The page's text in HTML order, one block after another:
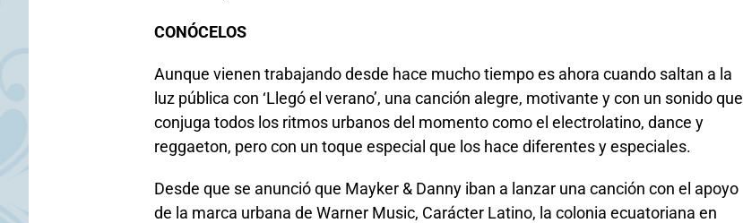
CONÓCELOS
Aunque vienen trabajando desde hace mucho tiempo es ahora cuando saltan a la
luz pública con ‘Llegó el verano’, una canción alegre, motivante y con un sonido que
conjuga todos los ritmos urbanos del momento como el electrolatino, dance y
reggaeton, pero con un toque especial que los hace diferentes y especiales.
Desde que se anunció que Mayker & Danny iban a lanzar una canción con el apoyo
de la marca urbana de Warner Music, Carácter Latino, la colonia ecuatoriana en